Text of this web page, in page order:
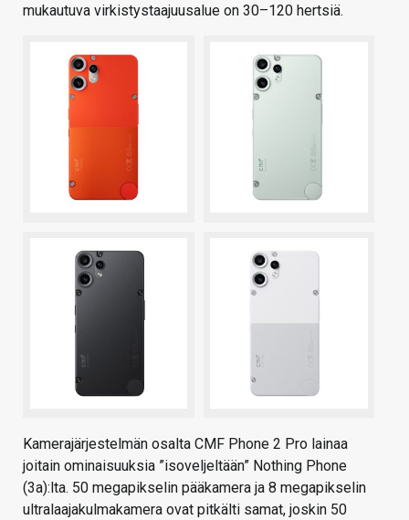
mukautuva virkistystaajuusalue on 30–120 hertsiä.
Kamerajärjestelmän osalta CMF Phone 2 Pro lainaa
joitain ominaisuuksia ”isoveljeltään” Nothing Phone
(3a):lta. 50 megapikselin pääkamera ja 8 megapikselin
ultralaajakulmakamera ovat pitkälti samat, joskin 50